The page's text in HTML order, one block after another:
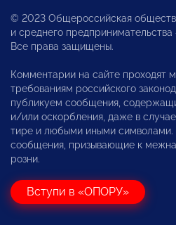
© 2023 Общероссийская
и среднего
Все права защищены.
Комментарии на сайте проходят
требованиям российского
публикуем сообщения,
и/или оскорбления, даже в
тире и любыми иными символами.
сообщения, призывающие к
розни.
Вступи в «ОПОРУ»